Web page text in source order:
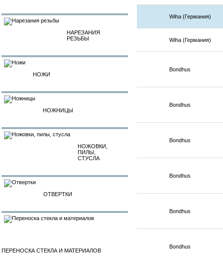
НАРЕЗАНИЯ
РЕЗЬБЫ
НОЖИ
НОЖНИЦЫ
НОЖОВКИ,
ПИЛЫ,
СТУСЛА
ОТВЕРТКИ
ПЕРЕНОСКА СТЕКЛА И МАТЕРИАЛОВ
Wiha (Германия)
Wiha (Германия)
Bondhus
Bondhus
Bondhus
Bondhus
Bondhus
Bondhus